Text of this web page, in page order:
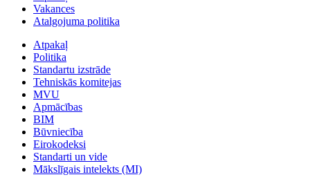
Vakances
Atalgojuma politika
Atpakaļ
Politika
Standartu izstrāde
Tehniskās komitejas
MVU
Apmācības
BIM
Būvniecība
Eirokodeksi
Standarti un vide
Mākslīgais intelekts (MI)